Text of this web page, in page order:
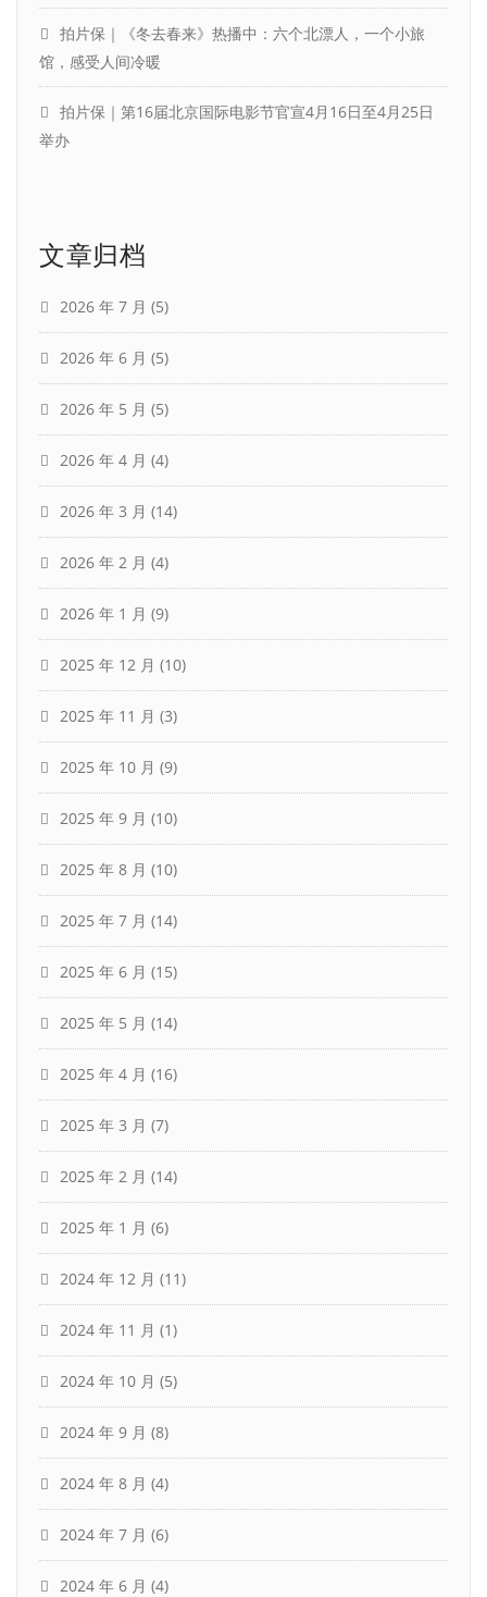
拍片保｜《冬去春来》热播中：六个北漂人，一个小旅
馆，感受人间冷暖
拍片保｜第16届北京国际电影节官宣4月16日至4月25日
举办
文章归档
2026 年 7 月 (5)
2026 年 6 月 (5)
2026 年 5 月 (5)
2026 年 4 月 (4)
2026 年 3 月 (14)
2026 年 2 月 (4)
2026 年 1 月 (9)
2025 年 12 月 (10)
2025 年 11 月 (3)
2025 年 10 月 (9)
2025 年 9 月 (10)
2025 年 8 月 (10)
2025 年 7 月 (14)
2025 年 6 月 (15)
2025 年 5 月 (14)
2025 年 4 月 (16)
2025 年 3 月 (7)
2025 年 2 月 (14)
2025 年 1 月 (6)
2024 年 12 月 (11)
2024 年 11 月 (1)
2024 年 10 月 (5)
2024 年 9 月 (8)
2024 年 8 月 (4)
2024 年 7 月 (6)
2024 年 6 月 (4)